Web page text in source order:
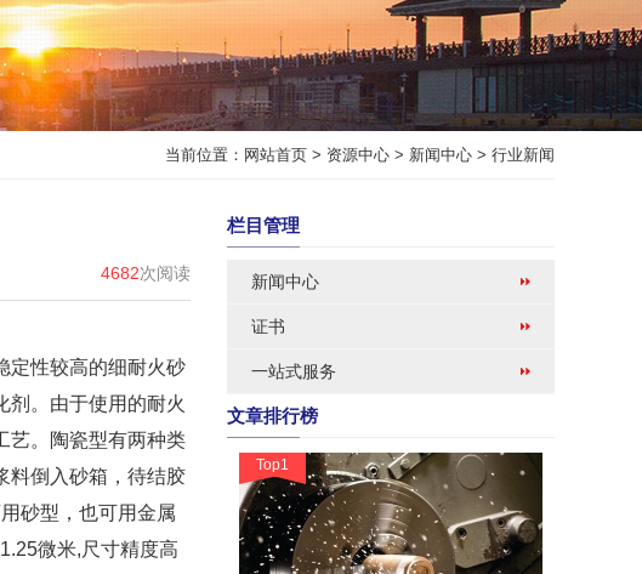
当前位置： 网站首页 > 资源中心 > 新闻中心 > 行业新闻
4682次阅读
定性较高的细耐火砂
剂。由于使用的耐火
艺。陶瓷型有两种类
料倒入砂箱，待结胶
砂型，也可用金属
微米,尺寸精度高
栏目管理
新闻中心
证书
一站式服务
文章排行榜
Top1